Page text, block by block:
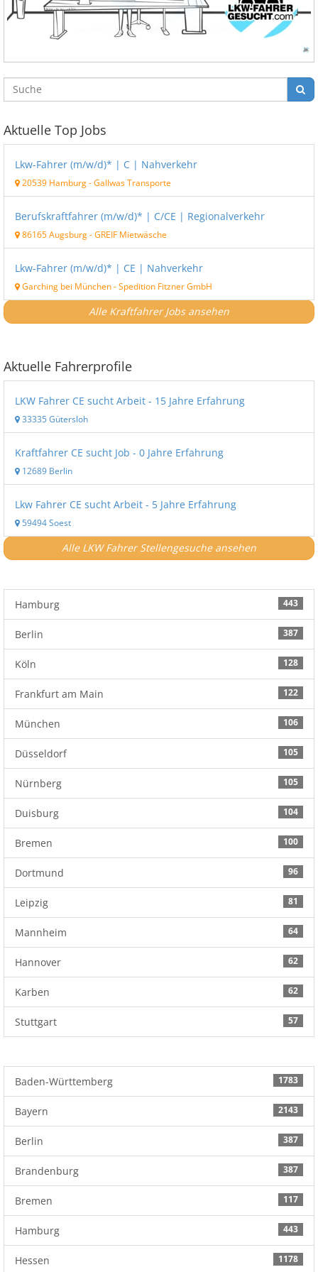
Aktuelle Top Jobs
Lkw-Fahrer (m/w/d)* | C | Nahverkehr
20539 Hamburg-Gallwas Transporte
Berufskraftfahrer (m/w/d)* | C/CE | Regionalverkehr
86165 Augsburg-GREIF Mietwäsche
Lkw-Fahrer (m/w/d)* | CE | Nahverkehr
Garching bei München-Spedition Fitzner GmbH
Alle Kraftfahrer Jobs ansehen
Aktuelle Fahrerprofile
LKW Fahrer CE sucht Arbeit - 15 Jahre Erfahrung
33335 Gütersloh
Kraftfahrer CE sucht Job - 0 Jahre Erfahrung
12689 Berlin
Lkw Fahrer CE sucht Arbeit - 5 Jahre Erfahrung
59494 Soest
Alle LKW Fahrer Stellengesuche ansehen
443
Hamburg
387
Berlin
128
Köln
122
Frankfurt am Main
106
München
105
Düsseldorf
105
Nürnberg
104
Duisburg
100
Bremen
96
Dortmund
81
Leipzig
64
Mannheim
62
Hannover
62
Karben
57
Stuttgart
1783
Baden-Württemberg
2143
Bayern
387
Berlin
387
Brandenburg
117
Bremen
443
Hamburg
1178
Hessen